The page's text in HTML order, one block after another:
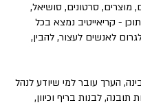
מוצרים, סרטונים, סושיאל,
- קריאייטיב נמצא בכל
לאנשים לעצור, להבין,
הערך עובר למי שיודע לנהל
תובנה, לבנות בריף וכיוון,